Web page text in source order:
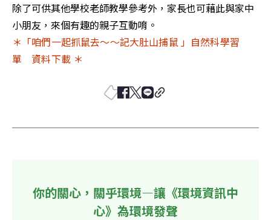
除了可供其他學校老師教學參考外，家長也可藉此與家中
＊「咱們一起抓鼠去～～記大肚山捕鼠 」自然科學習
單　資料下載 ＊
你的關心，關乎環境—讓《環境資訊中
心》為環境發聲